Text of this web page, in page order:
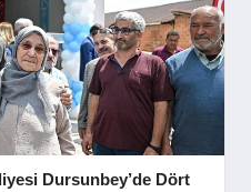
Dursunbey’de Dört